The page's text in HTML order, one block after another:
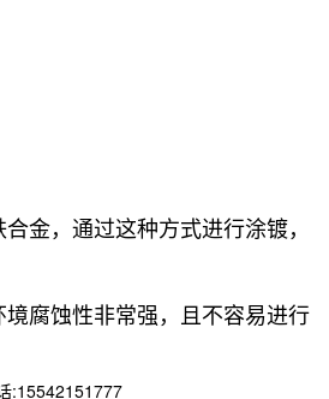
金，通过这种方式进行涂镀，
腐蚀性非常强，且不容易进行
:15542151777